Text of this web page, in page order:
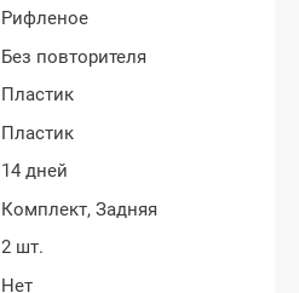
Рифленое
Без повторителя
Пластик
Пластик
14 дней
Комплект,Задняя
2 шт.
Нет